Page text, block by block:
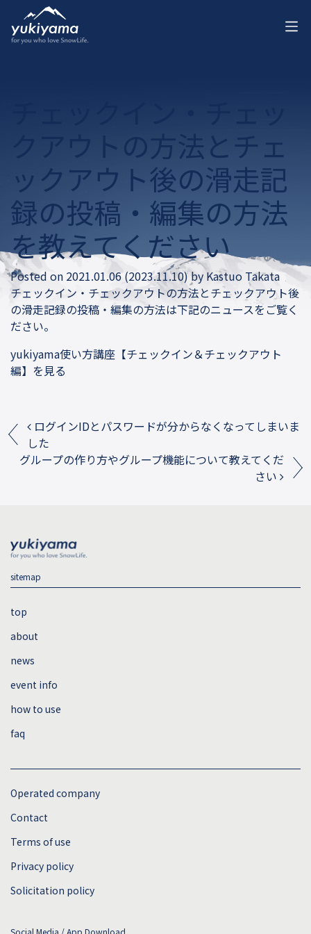
クアウトの方法とチェ
ックアウト後の滑走記
録の投稿・編集の方法
を教えてください
Posted on 2021.01.06 (2023.11.10)byKastuo Takata
チェックイン・チェックアウトの方法とチェックアウト後
の滑走記録の投稿・編集の方法は下記のニュースをご覧く
ださい。
yukiyama使い方講座【チェックイン＆チェックアウト
編】を見る
Post navigation
ログインIDとパスワードが分からなくなってしまいま
した
グループの作り方やグループ機能について教えてくだ
さい
sitemap
top
about
news
event info
how to use
faq
Operated company
Contact
Terms of use
Privacy policy
Solicitation policy